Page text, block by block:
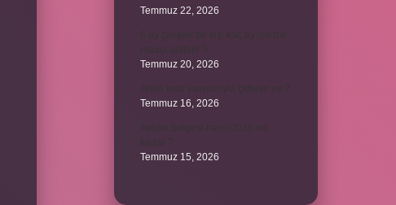
Temmuz 22, 2026
Temmuz 20, 2026
Temmuz 16, 2026
Temmuz 15, 2026